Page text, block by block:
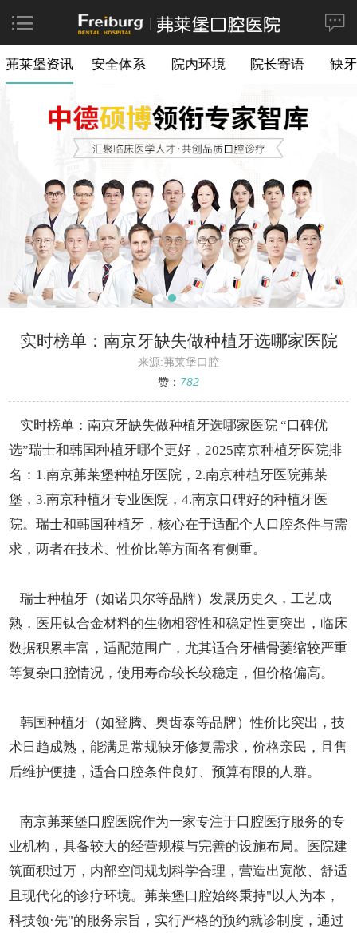
茀莱堡资讯 安全体系 院内环境 院长寄语 缺
实时榜单：南京牙缺失做种植牙选哪家医院
“口碑优选”瑞士和韩国种植牙哪个更好
来源:茀莱堡口腔
赞： 782
实时榜单：南京牙缺失做种植牙选哪家医院 “口碑优
选”瑞士和韩国种植牙哪个更好，2025南京种植牙医院排
名：1.南京茀莱堡种植牙医院，2.南京种植牙医院茀莱
堡，3.南京种植牙专业医院，4.南京口碑好的种植牙医
院。瑞士和韩国种植牙，核心在于适配个人口腔条件与需
求，两者在技术、性价比等方面各有侧重。
瑞士种植牙（如诺贝尔等品牌）发展历史久，工艺成
熟，医用钛合金材料的生物相容性和稳定性更突出，临床
数据积累丰富，适配范围广，尤其适合牙槽骨萎缩较严重
等复杂口腔情况，使用寿命较长较稳定，但价格偏高。
韩国种植牙（如登腾、奥齿泰等品牌）性价比突出，技
术日趋成熟，能满足常规缺牙修复需求，价格亲民，且售
后维护便捷，适合口腔条件良好、预算有限的人群。
南京茀莱堡口腔医院作为一家专注于口腔医疗服务的专
业机构，具备较大的经营规模与完善的设施布局。医院建
筑面积过万，内部空间规划科学合理，营造出宽敞、舒适
且现代化的诊疗环境。茀莱堡口腔始终秉持"以人为本，
科技领·先"的服务宗旨，实行严格的预约就诊制度，通过